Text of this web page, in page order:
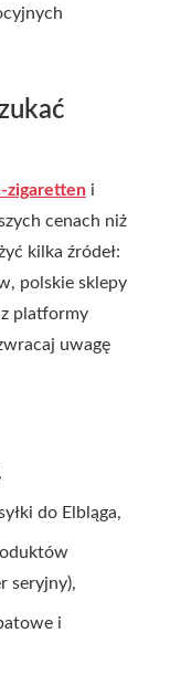
zigaretten i
cenach niż
kilka źródeł:
polskie sklepy
platformy
uwagę
do Elbląga,
seryjny),
i